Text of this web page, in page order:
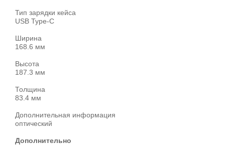
Тип зарядки кейса
USB Type-C
Ширина
168.6 мм
Высота
187.3 мм
Толщина
83.4 мм
Дополнительная информация
оптический
Дополнительно